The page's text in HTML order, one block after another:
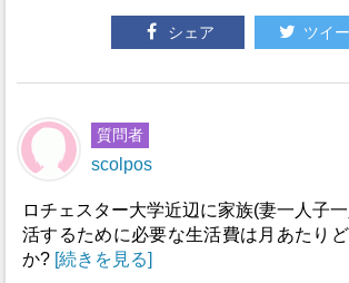
シェア ツイ
質問者
scolpos
ロチェスター大学近辺に家族(妻一人子
活するために必要な生活費は月あたり
か? [続きを見る]